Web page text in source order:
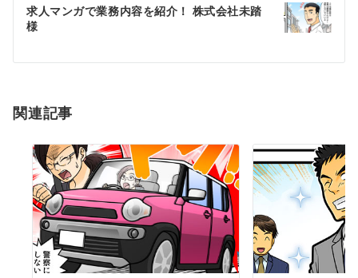
ゲ
ー
シ
ン
求人マンガで業務内容を紹介！ 株式会社未踏
様
関連記事